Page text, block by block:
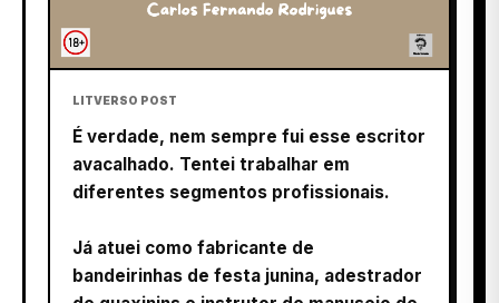
LITVERSO POST
É verdade, nem sempre fui esse escritor
avacalhado. Tentei trabalhar em
diferentes segmentos profissionais.
Já atuei como fabricante de
bandeirinhas de festa junina, adestrador